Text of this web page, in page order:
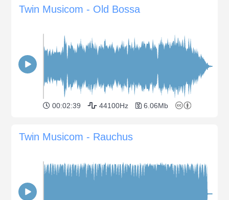
Twin Musicom - Old Bossa
00:02:39 44100Hz 6.06Mb
Twin Musicom - Rauchus